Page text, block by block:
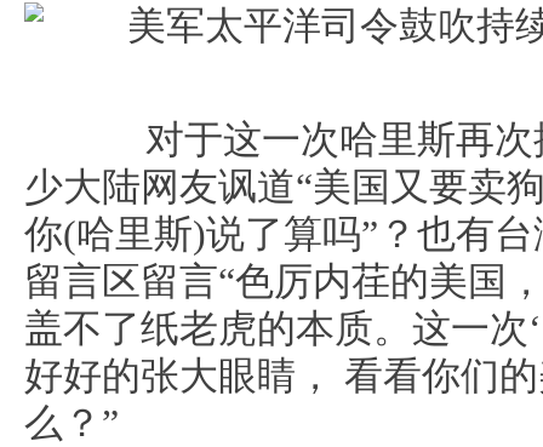
对于这一次哈里斯再次
少大陆网友讽道“美国又要卖
你(哈里斯)说了算吗”？也有
留言区留言“色厉内荏的美国
盖不了纸老虎的本质。这一次
好好的张大眼睛， 看看你们
么？”